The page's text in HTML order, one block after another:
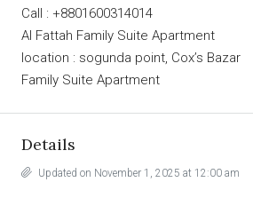
Call : +8801600314014
Al Fattah Family Suite Apartment
location : sogunda point, Cox’s Bazar
Family Suite Apartment
Details
Updated on November 1, 2025 at 12:00 am